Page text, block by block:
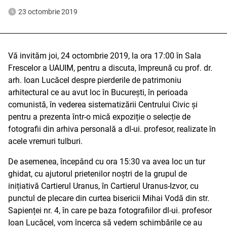
23 octombrie 2019
Vă invităm joi, 24 octombrie 2019, la ora 17:00 în Sala
Frescelor a UAUIM, pentru a discuta, împreună cu prof. dr.
arh. Ioan Lucăcel despre pierderile de patrimoniu
arhitectural ce au avut loc în București, în perioada
comunistă, în vederea sistematizării Centrului Civic și
pentru a prezenta într-o mică expoziție o selecție de
fotografii din arhiva personală a dl-ui. profesor, realizate în
acele vremuri tulburi.
De asemenea, începând cu ora 15:30 va avea loc un tur
ghidat, cu ajutorul prietenilor noștri de la grupul de
inițiativă Cartierul Uranus, în Cartierul Uranus-Izvor, cu
punctul de plecare din curtea bisericii Mihai Vodă din str.
Sapienței nr. 4, în care pe baza fotografiilor dl-ui. profesor
Ioan Lucăcel, vom încerca să vedem schimbările ce au